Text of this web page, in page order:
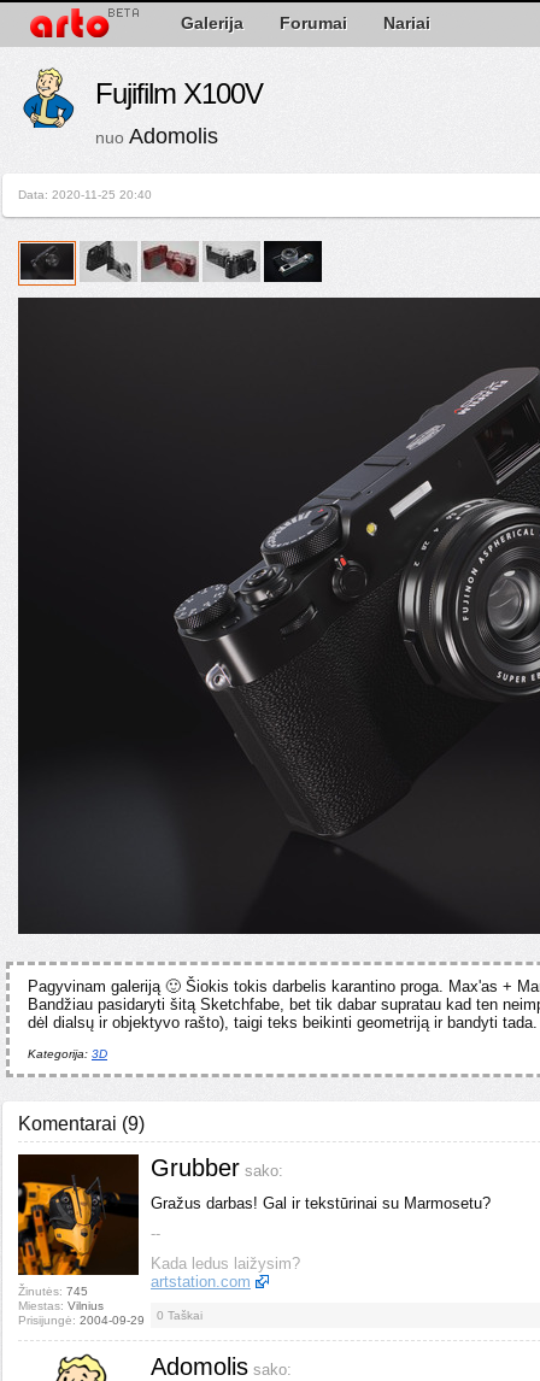
Galerija Forumai Nariai
Fujifilm X100V
nuo Adomolis
Data: 2020-11-25 20:40
Pagyvinam galeriją 🙂 Šiokis tokis darbelis karantino proga. Max'as +
Bandžiau pasidaryti šitą Sketchfabe, bet tik dabar supratau kad ten
dėl dialsų ir objektyvo rašto), taigi teks beikinti geometriją ir bandyti tada.
Kategorija: 3D
Komentarai (9)
Žinutės: 745
Miestas: Vilnius
Prisijungė: 2004-09-29
Grubber sako:
Gražus darbas! Gal ir tekstūrinai su Marmosetu?
--
Kada ledus laižysim?
artstation.com
0 Taškai
Adomolis sako: